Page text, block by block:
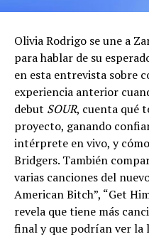
Olivia Rodrigo se une a
para hablar de su
en esta entrevista sobre
experiencia anterior
debut SOUR, cuenta qué
proyecto, ganando
intérprete en vivo, y
Bridgers. También
varias canciones del
American Bitch”, “Get
revela que tiene más
final y que podrían ver la